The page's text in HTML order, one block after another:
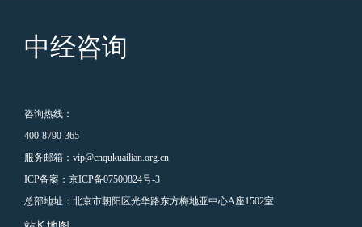
中经咨询
咨询热线：
400-8790-365
服务邮箱：vip@cnqukuailian.org.cn
ICP备案： 京ICP备07500824号-3
总部地址：北京市朝阳区光华路东方梅地亚中心A座1502室